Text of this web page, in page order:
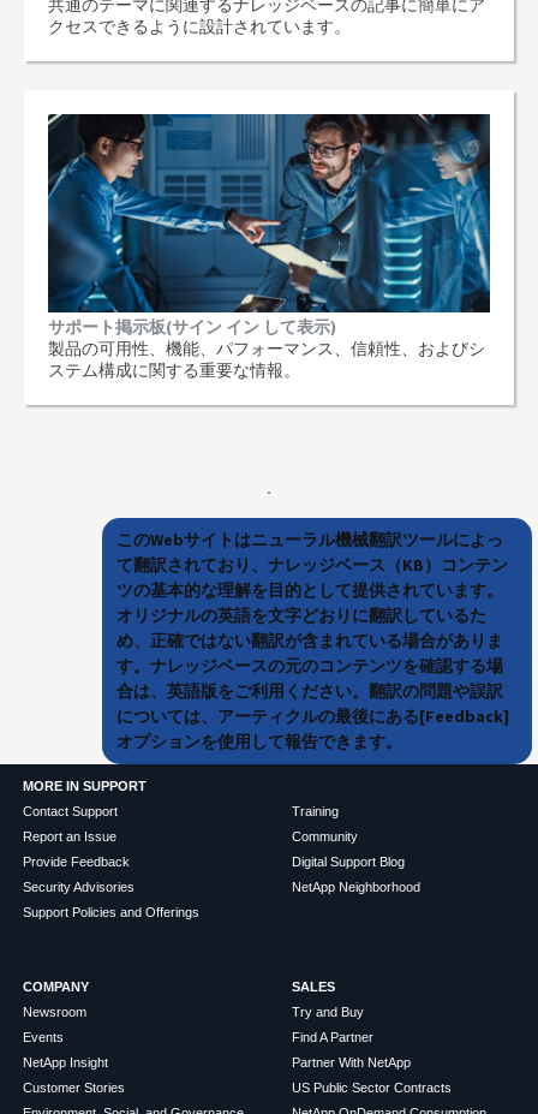
共通のテーマに関連するナレッジベースの記事に簡単にア
クセスできるように設計されています。
サポート掲示板(サイン イン して表示)
製品の可用性、機能、パフォーマンス、信頼性、およびシ
ステム構成に関する重要な情報。
このWebサイトはニューラル機械翻訳ツールによっ
て翻訳されており、ナレッジベース（KB）コンテン
ツの基本的な理解を目的として提供されています。
オリジナルの英語を文字どおりに翻訳しているた
め、正確ではない翻訳が含まれている場合がありま
す。ナレッジベースの元のコンテンツを確認する場
合は、英語版をご利用ください。翻訳の問題や誤訳
については、アーティクルの最後にある[Feedback]
オプションを使用して報告できます。
MORE IN SUPPORT
Contact Support
Report an Issue
Provide Feedback
Security Advisories
Support Policies and Offerings
Training
Community
Digital Support Blog
NetApp Neighborhood
COMPANY
Newsroom
Events
NetApp Insight
Customer Stories
SALES
Try and Buy
Find A Partner
Partner With NetApp
US Public Sector Contracts